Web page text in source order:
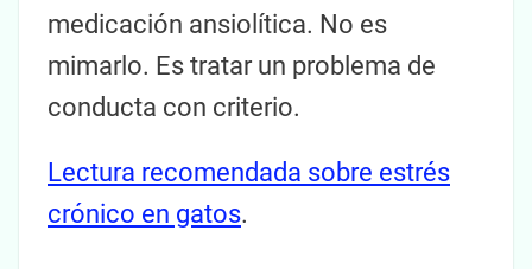
medicación ansiolítica. No es
mimarlo. Es tratar un problema de
conducta con criterio.
Lectura recomendada sobre estrés
crónico en gatos.